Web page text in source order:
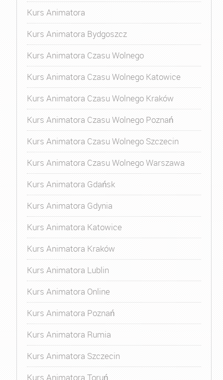
Kurs Animatora
Kurs Animatora Bydgoszcz
Kurs Animatora Czasu Wolnego
Kurs Animatora Czasu Wolnego Katowice
Kurs Animatora Czasu Wolnego Kraków
Kurs Animatora Czasu Wolnego Poznań
Kurs Animatora Czasu Wolnego Szczecin
Kurs Animatora Czasu Wolnego Warszawa
Kurs Animatora Gdańsk
Kurs Animatora Gdynia
Kurs Animatora Katowice
Kurs Animatora Kraków
Kurs Animatora Lublin
Kurs Animatora Online
Kurs Animatora Poznań
Kurs Animatora Rumia
Kurs Animatora Szczecin
Kurs Animatora Toruń